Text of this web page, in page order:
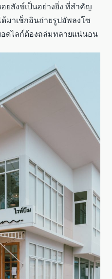
ยสังข์เป็นอย่างยิ่ง ที่สำคัญ
มาเช็กอินถ่ายรูปอัพลงโซ
อดไลก์ต้องถล่มทลายแน่นอน